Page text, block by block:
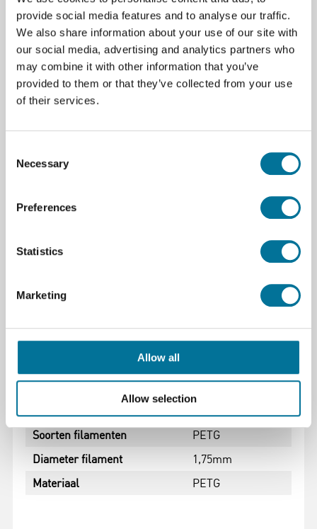
provide social media features and to analyse our traffic.
We also share information about your use of our site with
our social media, advertising and analytics partners who
may combine it with other information that you’ve
provided to them or that they’ve collected from your use
of their services.
Selection
Necessary
Preferences
Statistics
Marketing
Allow all
Allow selection
Waarom kiezen voor bambu lab petg-hf in het
onderwijs?
Minder kans op warping en stringing
Hoge printsnelheid, ideaal voor meerdere prints
Gladde, professionele afwerking van elk model
Met deBambu Lab PETG-HF rood
lespraktijk. De krachtige rode kleur zorgt bovendien
voor een opvallend en professioneel eindresultaat.
zetten in tastbare resultaten – met een filament dat je
als docent met vertrouwen gebruikt.
Kleur
rood
Soorten filamenten
PETG
Diameter filament
1,75mm
Materiaal
PETG